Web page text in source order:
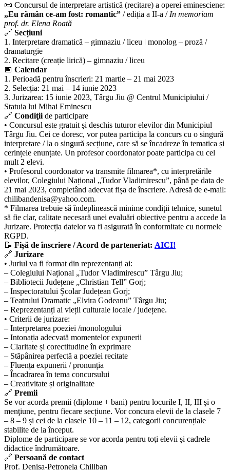
📜 Concursul de interpretare artistică (recitare) a operei eminesciene:
„Eu rămân ce-am fost: romantic” / ediția a II-a / In memoriam
prof. dr. Elena Roată
🔗 Secțiuni
1. Interpretare dramatică – gimnaziu / liceu ǀ monolog – proză /
dramaturgie
2. Recitare (creație lirică) – gimnaziu / liceu
📅 Calendar
1. Perioadă pentru înscrieri: 21 martie – 21 mai 2023
2. Selecția: 21 mai – 14 iunie 2023
3. Jurizarea: 15 iunie 2023, Târgu Jiu @ Centrul Municipiului /
Statuia lui Mihai Eminescu
🔗 Condiţii de participare
• Concursul este gratuit şi deschis tuturor elevilor din Municipiul
Târgu Jiu. Cei ce doresc, vor putea participa la concurs cu o singură
interpretare / la o singură secțiune, care să se încadreze în tematica și
cerințele enunțate. Un profesor coordonator poate participa cu cel
mult 2 elevi.
• Profesorul coordonator va transmite filmarea*, cu interpretările
elevilor, Colegiului Național „Tudor Vladimirescu”, până pe data de
21 mai 2023, completând adecvat fișa de înscriere. Adresă de e-mail:
chilibandenisa@yahoo.com.
* Filmarea trebuie să îndeplinească minime condiții tehnice, sunetul
să fie clar, calitate necesară unei evaluări obiective pentru a accede la
Jurizare. Protecția datelor va fi asigurată în conformitate cu normele
RGPD.
📝 Fișă de înscriere / Acord de parteneriat: AICI!
🔗 Jurizare
• Juriul va fi format din reprezentanți ai:
– Colegiului Național „Tudor Vladimirescu” Târgu Jiu;
– Bibliotecii Județene „Christian Tell” Gorj;
– Inspectoratului Școlar Județean Gorj;
– Teatrului Dramatic „Elvira Godeanu” Târgu Jiu;
– Reprezentanți ai vieții culturale locale / județene.
• Criterii de jurizare:
– Interpretarea poeziei /monologului
– Intonația adecvată momentelor expunerii
– Claritate și corectitudine în exprimare
– Stăpânirea perfectă a poeziei recitate
– Fluența expunerii / pronunția
– Încadrarea în tema concursului
– Creativitate și originalitate
🔗 Premii
Se vor acorda premii (diplome + bani) pentru locurile I, II, III şi o
menţiune, pentru fiecare secțiune. Vor concura elevii de la clasele 7
– 8 – 9 și cei de la clasele 10 – 11 – 12, categorii concurențiale
stabilite de la început.
Diplome de participare se vor acorda pentru toţi elevii şi cadrele
didactice îndrumătoare.
🔗 Persoană de contact
Prof. Denisa-Petronela Chiliban